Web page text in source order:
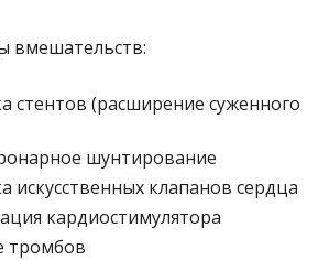
вмешательств:
стентов (расширение суженного
шунтирование
искусственных клапанов сердца
кардиостимулятора
тромбов